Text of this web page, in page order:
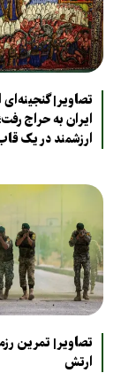
تصاویر| گنجینه‌ای
ارزشمند در یک
تصاویر| تمرین
ارتش